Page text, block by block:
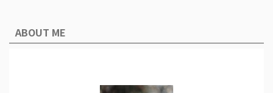
ABOUT ME